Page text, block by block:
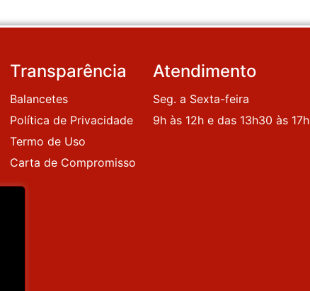
Transparência
Balancetes
Política de Privacidade
Termo de Uso
Carta de Compromisso
Atendimento
Seg. a Sexta-feira
9h às 12h e das 13h30 às 17h